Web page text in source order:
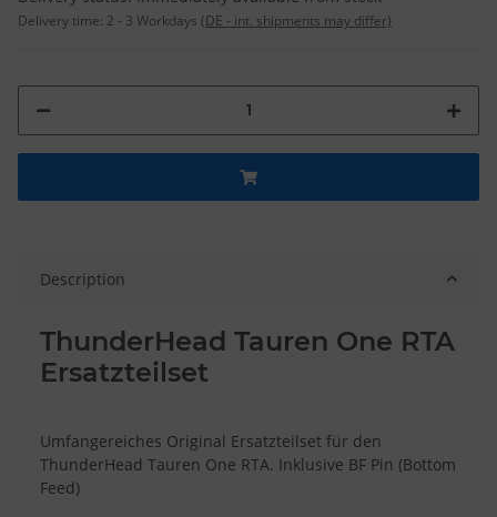
Delivery time: 2 - 3 Workdays (DE - int. shipments may differ)
Description
ThunderHead Tauren One RTA
Ersatzteilset
Umfangereiches Original Ersatzteilset für den
ThunderHead Tauren One RTA. Inklusive BF Pin (Bottom
Feed)